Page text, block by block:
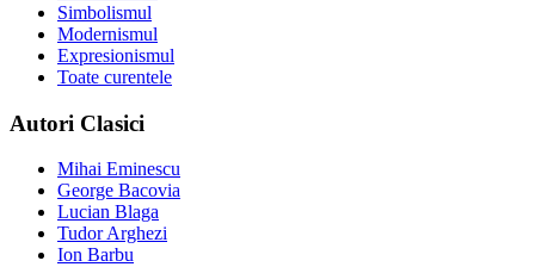
Simbolismul
Modernismul
Expresionismul
Toate curentele
Autori Clasici
Mihai Eminescu
George Bacovia
Lucian Blaga
Tudor Arghezi
Ion Barbu